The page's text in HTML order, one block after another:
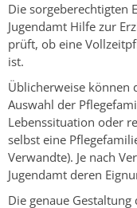
Die sorgeberechtigten
Jugendamt Hilfe zur
prüft, ob eine
ist.
Üblicherweise können
Auswahl der
Lebenssituation oder
selbst eine
Verwandte). Je nach
Jugendamt deren
Die genaue